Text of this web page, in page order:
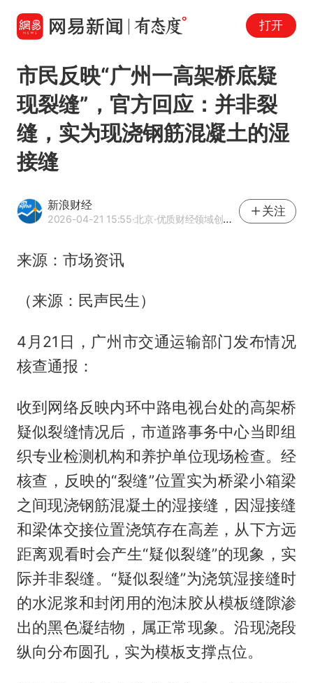
打开
市民反映“广州一高架桥底疑
现裂缝”，官方回应：并非裂
缝，实为现浇钢筋混凝土的湿
接缝
新浪财经
2026-04-21 15:55·北京·优质财经领域创作者
关注
来源：市场资讯
（来源：民声民生）
4月21日，广州市交通运输部门发布情况
核查通报：
收到网络反映内环中路电视台处的高架桥
疑似裂缝情况后，市道路事务中心当即组
织专业检测机构和养护单位现场检查。经
核查，反映的“裂缝”位置实为桥梁小箱梁
之间现浇钢筋混凝土的湿接缝，因湿接缝
和梁体交接位置浇筑存在高差，从下方远
距离观看时会产生“疑似裂缝”的现象，实
际并非裂缝。“疑似裂缝”为浇筑湿接缝时
的水泥浆和封闭用的泡沫胶从模板缝隙渗
出的黑色凝结物，属正常现象。沿现浇段
纵向分布圆孔，实为模板支撑点位。